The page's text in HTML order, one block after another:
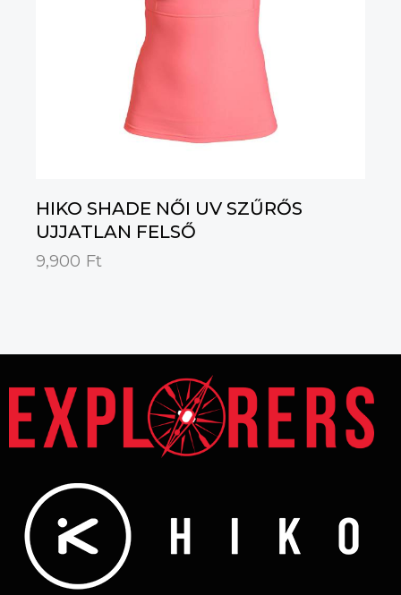
HIKO SHADE NŐI UV SZŰRŐS
UJJATLAN FELSŐ
9,900 Ft